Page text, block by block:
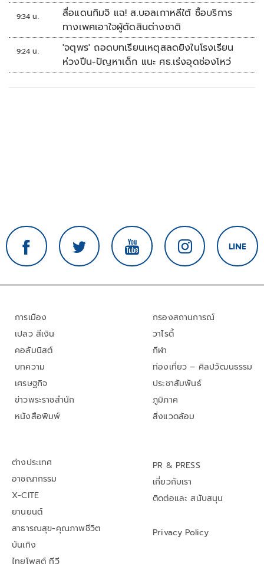
9:34 น.
สื่อแดนกิมจิ แฉ! ส.บอลเกาหลีใต้ ซื้อบริการ
ทางเพศเอาใจผู้ตัดสินต่างชาติ
9:24 น.
'จตุพร' ถอดบทเรียนเหตุสลดยิงในโรงเรียน
ห่วงปืน-ปัญหาเด็ก แนะ ศธ.เร่งอุดช่องโหว่
การเมือง
เปลว สีเงิน
คอลัมนิสต์
บทความ
เศรษฐกิจ
ข่าวพระราชสำนัก
หนังสือพิมพ์
กรองสถานการณ์
วาไรตี้
กีฬา
ท่องเที่ยว – ศิลปวัฒนธรรม
ประชาสัมพันธ์
ภูมิภาค
สิ่งแวดล้อม
ต่างประเทศ
อาชญากรรม
X-CITE
ยานยนต์
สาธารณสุข-คุณภาพชีวิต
บันเทิง
ไทยโพสต์ ทีวี
PR & PRESS
เกี่ยวกับเรา
ติดต่อและ สนับสนุน
Privacy Policy